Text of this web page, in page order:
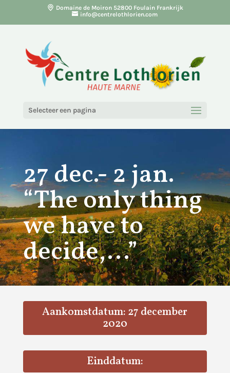
Domaine de Moiron 52800 Foulain Frankrijk
info@centrelothlorien.com
Selecteer een pagina
27 dec.- 2 jan.
“The only thing
we have to
decide,…”
Aankomstdatum: 27 december
2020
Einddatum: